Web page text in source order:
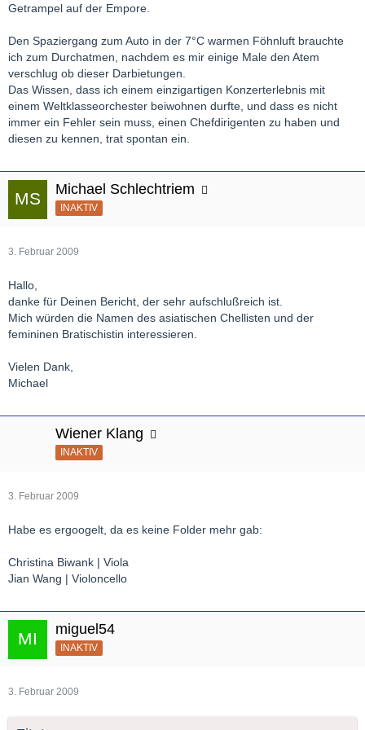
Getrampel auf der Empore.
Den Spaziergang zum Auto in der 7°C warmen Föhnluft brauchte
ich zum Durchatmen, nachdem es mir einige Male den Atem
verschlug ob dieser Darbietungen.
Das Wissen, dass ich einem einzigartigen Konzerterlebnis mit
einem Weltklasseorchester beiwohnen durfte, und dass es nicht
immer ein Fehler sein muss, einen Chefdirigenten zu haben und
diesen zu kennen, trat spontan ein.
Michael Schlechtriem
INAKTIV
3. Februar 2009
Hallo,
danke für Deinen Bericht, der sehr aufschlußreich ist.
Mich würden die Namen des asiatischen Chellisten und der
femininen Bratischistin interessieren.
Vielen Dank,
Michael
Wiener Klang
INAKTIV
3. Februar 2009
Habe es ergoogelt, da es keine Folder mehr gab:
Christina Biwank | Viola
Jian Wang | Violoncello
miguel54
INAKTIV
3. Februar 2009